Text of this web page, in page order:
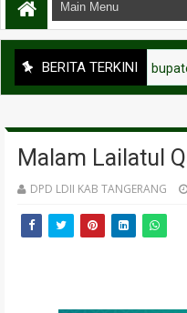
BERITA TERKINI
Pemuda LDII Kabupaten
Malam Lailatul
DPD LDII KAB TANGERANG